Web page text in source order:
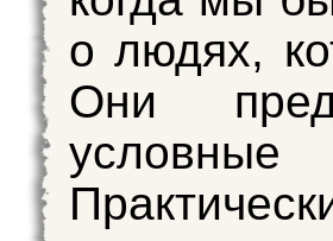
о людях,
Они